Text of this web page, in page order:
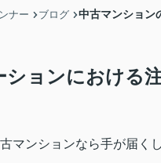
ナー ブログ 中古マンション
ョンにおける
マンションなら手が届く